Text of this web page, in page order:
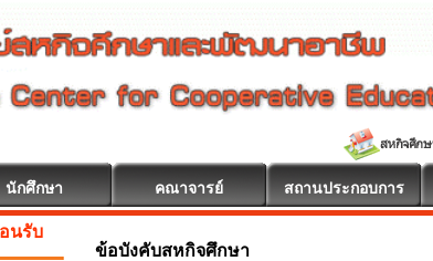
นักศึกษา คณาจารย์ สถานประกอบการ
ข้อบังคับสหกิจศึกษา